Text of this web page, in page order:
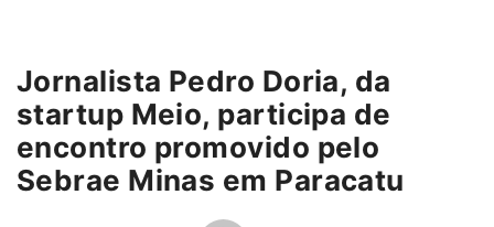
Jornalista Pedro Doria, da
startup Meio, participa de
encontro promovido pelo
Sebrae Minas em Paracatu